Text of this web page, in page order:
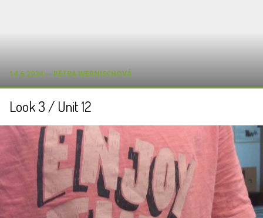
14.6.2024 ― PETRA WERNISCHOVÁ
Look 3 / Unit 12